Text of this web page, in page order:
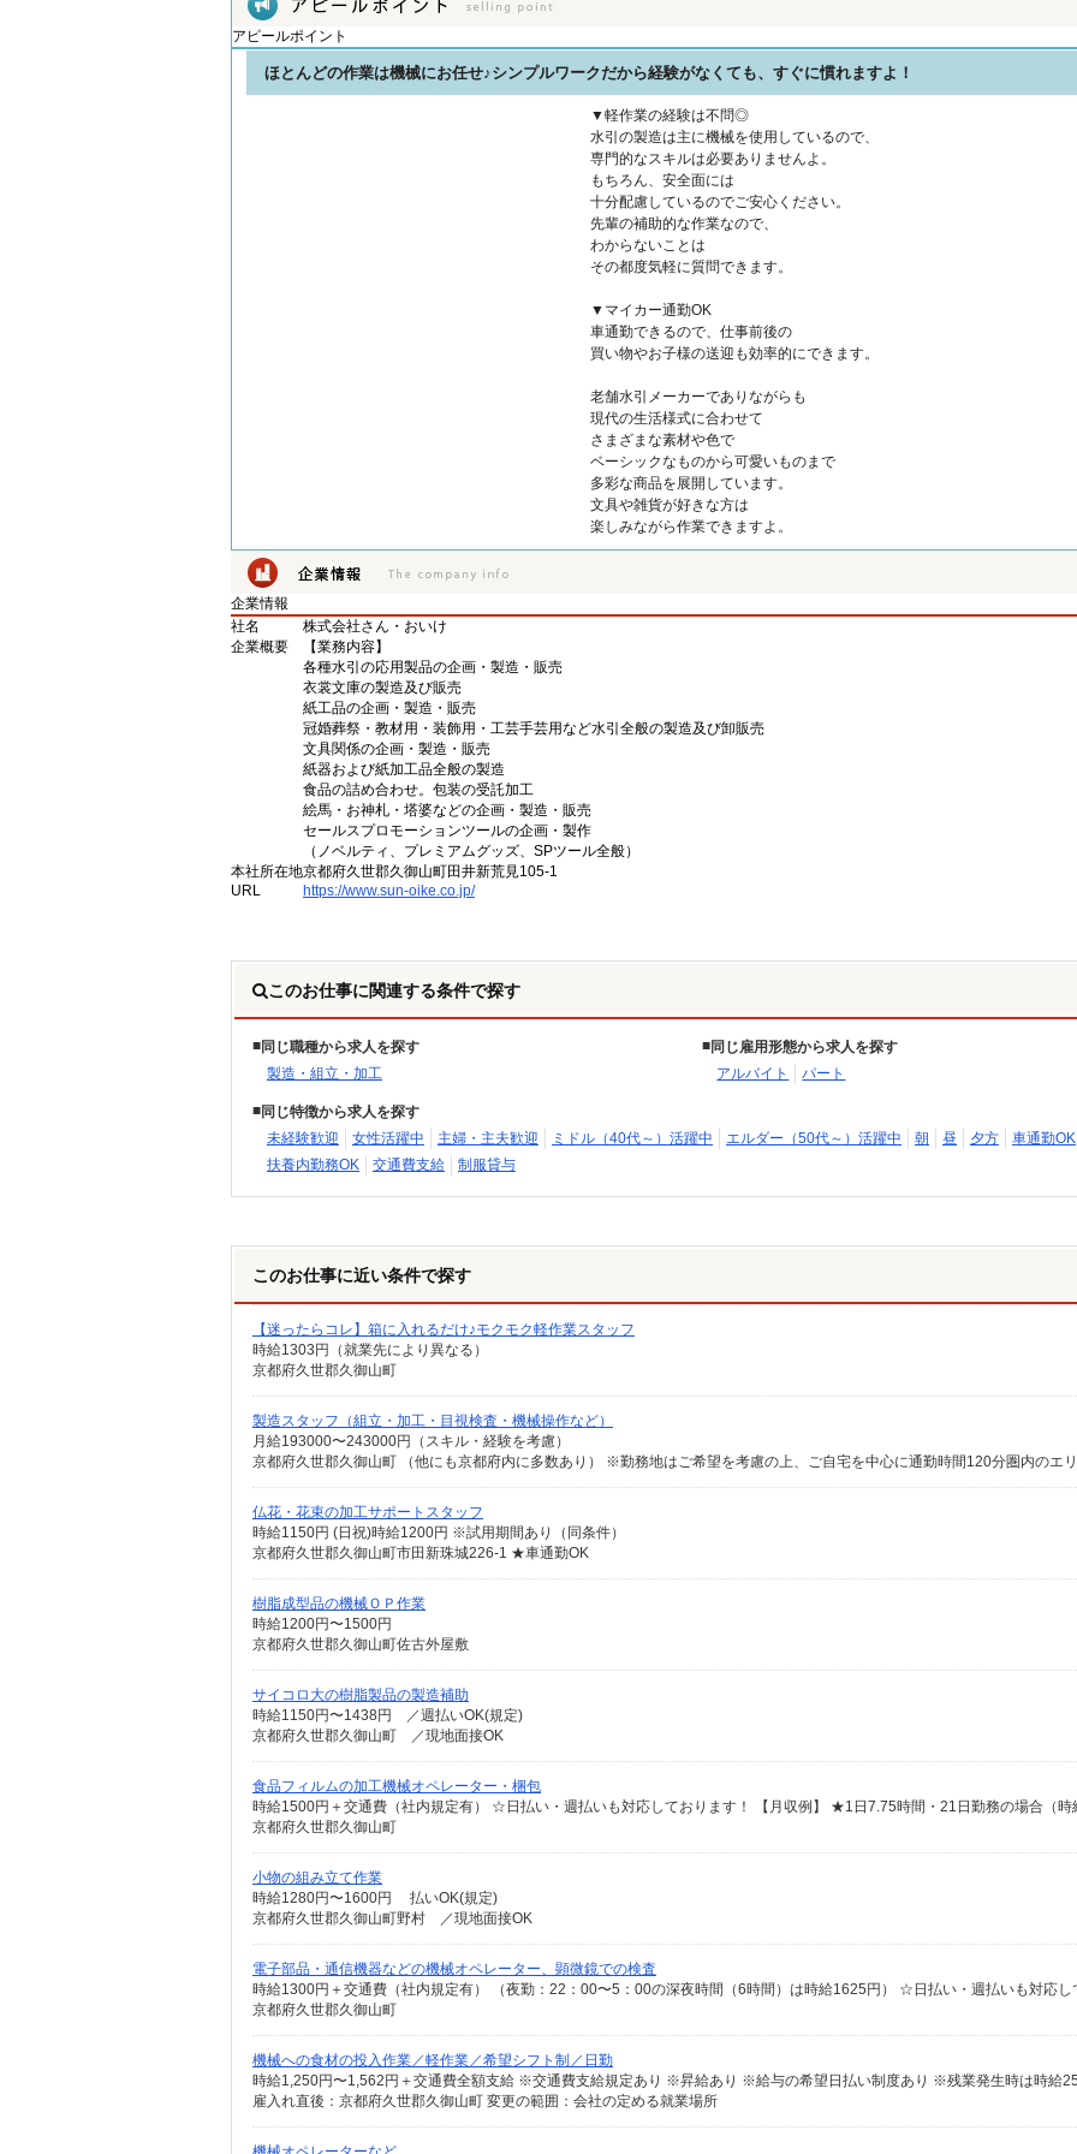
アピールポイント
ほとんどの作業は機械にお任せ♪シンプルワークだから経験がなくても、すぐに慣れますよ！
▼軽作業の経験は不問◎
水引の製造は主に機械を使用しているので、
専門的なスキルは必要ありませんよ。
もちろん、安全面には
十分配慮しているのでご安心ください。
先輩の補助的な作業なので、
わからないことは
その都度気軽に質問できます。
▼マイカー通勤OK
車通勤できるので、仕事前後の
買い物やお子様の送迎も効率的にできます。
老舗水引メーカーでありながらも
現代の生活様式に合わせて
さまざまな素材や色で
ベーシックなものから可愛いものまで
多彩な商品を展開しています。
文具や雑貨が好きな方は
楽しみながら作業できますよ。
企業情報
社名
株式会社さん・おいけ
企業概要
【業務内容】
各種水引の応用製品の企画・製造・販売
衣裳文庫の製造及び販売
紙工品の企画・製造・販売
冠婚葬祭・教材用・装飾用・工芸手芸用など水引全般の製造及び卸販売
文具関係の企画・製造・販売
紙器および紙加工品全般の製造
食品の詰め合わせ。包装の受託加工
絵馬・お神札・塔婆などの企画・製造・販売
セールスプロモーションツールの企画・製作
（ノベルティ、プレミアムグッズ、SPツール全般）
本社所在地京都府久世郡久御山町田井新荒見105-1
URL
https://www.sun-oike.co.jp/
このお仕事に関連する条件で探す
同じ職種から求人を探す
製造・組立・加工
同じ雇用形態から求人を探す
アルバイト
パート
同じ特徴から求人を探す
未経験歓迎
女性活躍中 主婦・主夫歓迎 ミドル（40代～）活躍中 エルダー（50代～）活躍中 朝 昼 夕方
車通勤OK
扶養内勤務OK
交通費支給 制服貸与
このお仕事に近い条件で探す
【迷ったらコレ】箱に入れるだけ♪モクモク軽作業スタッフ
時給1303円（就業先により異なる）
京都府久世郡久御山町
製造スタッフ（組立・加工・目視検査・機械操作など）
月給193000〜243000円（スキル・経験を考慮）
仏花・花束の加工サポートスタッフ
時給1150円 (日祝)時給1200円 ※試用期間あり（同条件）
京都府久世郡久御山町市田新珠城226-1 ★車通勤OK
樹脂成型品の機械ＯＰ作業
時給1200円〜1500円
京都府久世郡久御山町佐古外屋敷
サイコロ大の樹脂製品の製造補助
時給1150円〜1438円 ／週払いOK(規定)
京都府久世郡久御山町 ／現地面接OK
食品フィルムの加工機械オペレーター・梱包
京都府久世郡久御山町
小物の組み立て作業
時給1280円〜1600円 払いOK(規定)
京都府久世郡久御山町野村 ／現地面接OK
電子部品・通信機器などの機械オペレーター、顕微鏡での検査
京都府久世郡久御山町
機械への食材の投入作業／軽作業／希望シフト制／日勤
雇入れ直後：京都府久世郡久御山町 変更の範囲：会社の定める就業場所